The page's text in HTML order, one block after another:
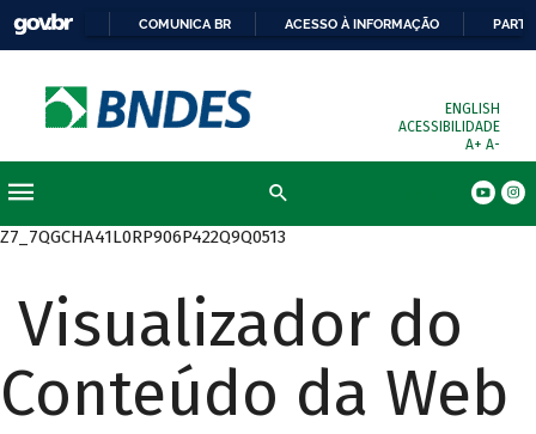
COMUNICA BR ACESSO À INFORMAÇÃO
ENGLISH
ACESSIBILIDADE
A+ A-
Z7_7QGCHA41L0RP906P422Q9Q0513
Visualizador do
Conteúdo da Web